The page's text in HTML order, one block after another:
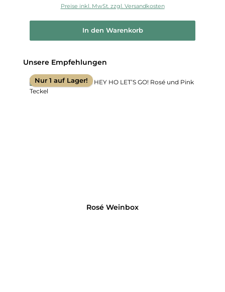
Preise inkl. MwSt. zzgl. Versandkosten
In den Warenkorb
Produktgalerie überspringen
Unsere Empfehlungen
Nur 1 auf Lager!
Rosé Weinbox